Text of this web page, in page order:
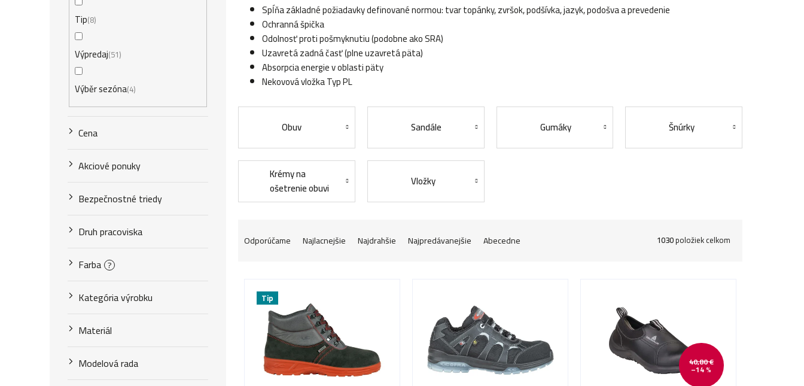
Tip 8
Výpredaj 51
Výběr sezóna 4
Cena
Akciové ponuky
Bezpečnostné triedy
Druh pracoviska
Farba ?
Kategória výrobku
Materiál
Modelová rada
Spĺňa základné požiadavky definované normou: tvar topánky, zvršok, podšívka, jazyk, podošva a prevedenie
Ochranná špička
Odolnosť proti pošmyknutiu (podobne ako SRA)
Uzavretá zadná časť (plne uzavretá päta)
Absorpcia energie v oblasti päty
Nekovová vložka Typ PL
Obuv Sandále Gumáky Šnúrky
Krémy na
ošetrenie obuvi
Vložky
Odporúčame Najlacnejšie Najdrahšie Najpredávanejšie Abecedne 1030položiek celkom
Tip
40,80 €
–14 %